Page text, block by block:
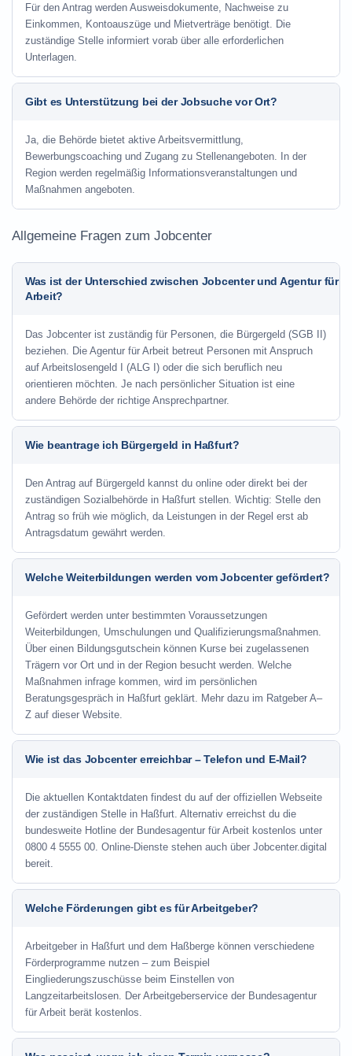
Für den Antrag werden Ausweisdokumente, Nachweise zu
Einkommen, Kontoauszüge und Mietverträge benötigt. Die
zuständige Stelle informiert vorab über alle erforderlichen
Unterlagen.
Gibt es Unterstützung bei der Jobsuche vor Ort?
Ja, die Behörde bietet aktive Arbeitsvermittlung,
Bewerbungscoaching und Zugang zu Stellenangeboten. In der
Region werden regelmäßig Informationsveranstaltungen und
Maßnahmen angeboten.
Allgemeine Fragen zum Jobcenter
Was ist der Unterschied zwischen Jobcenter und Agentur für
Arbeit?
Das Jobcenter ist zuständig für Personen, die Bürgergeld (SGB II)
beziehen. Die Agentur für Arbeit betreut Personen mit Anspruch
auf Arbeitslosengeld I (ALG I) oder die sich beruflich neu
orientieren möchten. Je nach persönlicher Situation ist eine
andere Behörde der richtige Ansprechpartner.
Wie beantrage ich Bürgergeld in Haßfurt?
Den Antrag auf Bürgergeld kannst du online oder direkt bei der
zuständigen Sozialbehörde in Haßfurt stellen. Wichtig: Stelle den
Antrag so früh wie möglich, da Leistungen in der Regel erst ab
Antragsdatum gewährt werden.
Welche Weiterbildungen werden vom Jobcenter gefördert?
Gefördert werden unter bestimmten Voraussetzungen
Weiterbildungen, Umschulungen und Qualifizierungsmaßnahmen.
Über einen Bildungsgutschein können Kurse bei zugelassenen
Trägern vor Ort und in der Region besucht werden. Welche
Maßnahmen infrage kommen, wird im persönlichen
Beratungsgespräch in Haßfurt geklärt. Mehr dazu im Ratgeber A–
Z auf dieser Website.
Wie ist das Jobcenter erreichbar – Telefon und E-Mail?
Die aktuellen Kontaktdaten findest du auf der offiziellen Webseite
der zuständigen Stelle in Haßfurt. Alternativ erreichst du die
bundesweite Hotline der Bundesagentur für Arbeit kostenlos unter
0800 4 5555 00. Online-Dienste stehen auch über Jobcenter.digital
bereit.
Welche Förderungen gibt es für Arbeitgeber?
Arbeitgeber in Haßfurt und dem Haßberge können verschiedene
Förderprogramme nutzen – zum Beispiel
Eingliederungszuschüsse beim Einstellen von
Langzeitarbeitslosen. Der Arbeitgeberservice der Bundesagentur
für Arbeit berät kostenlos.